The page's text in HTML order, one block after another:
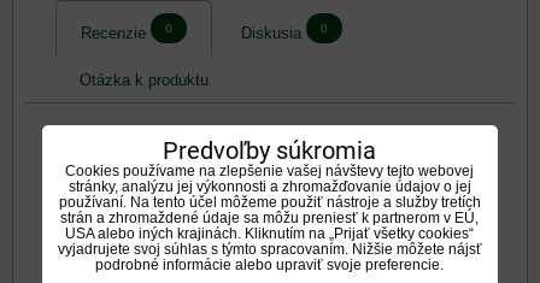
Recenzie 0 Diskusia 0
Otázka k produktu
Hodnotenie produktu
Zatiaľ bez hodnotenia. Buďte prvý!
Pridať recenziu
Predvoľby súkromia
Cookies používame na zlepšenie vašej návštevy tejto webovej
stránky, analýzu jej výkonnosti a zhromažďovanie údajov o jej
používaní. Na tento účel môžeme použiť nástroje a služby tretích
strán a zhromaždené údaje sa môžu preniesť k partnerom v EÚ,
USA alebo iných krajinách. Kliknutím na „Prijať všetky cookies“
vyjadrujete svoj súhlas s týmto spracovaním. Nižšie môžete nájsť
podrobné informácie alebo upraviť svoje preferencie.